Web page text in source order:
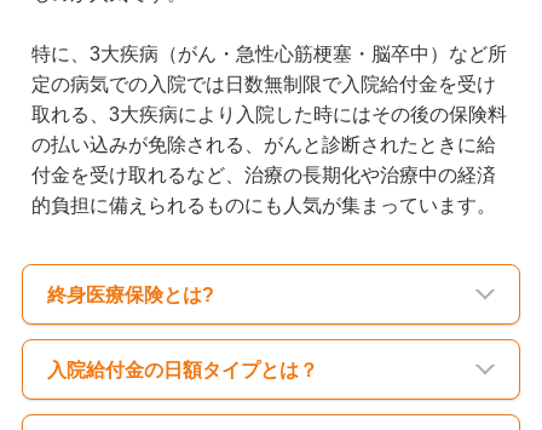
特に、3大疾病（がん・急性心筋梗塞・脳卒中）など所
定の病気での入院では日数無制限で入院給付金を受け
取れる、3大疾病により入院した時にはその後の保険料
の払い込みが免除される、がんと診断されたときに給
付金を受け取れるなど、治療の長期化や治療中の経済
的負担に備えられるものにも人気が集まっています。
終身医療保険とは?
入院給付金の日額タイプとは？